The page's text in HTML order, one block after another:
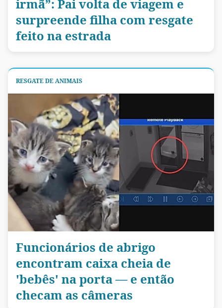
irmã”: Pai volta de viagem e
surpreende filha com resgate
feito na estrada
RESGATE DE ANIMAIS
Funcionários de abrigo
encontram caixa cheia de
'bebês' na porta — e então
checam as câmeras